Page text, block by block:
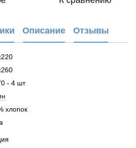
Описание Отзывы
- 4 шт
хлопок